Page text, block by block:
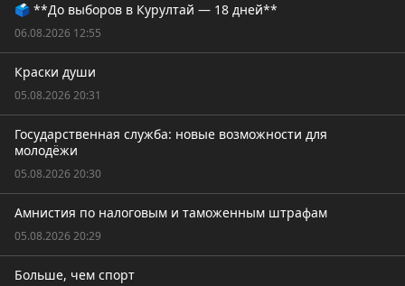
🗳️ **До выборов в Курултай — 18 дней**
06.08.2026 12:55
Краски души
05.08.2026 20:31
Государственная служба: новые возможности для
молодёжи
05.08.2026 20:30
Амнистия по налоговым и таможенным штрафам
05.08.2026 20:29
Больше, чем спорт